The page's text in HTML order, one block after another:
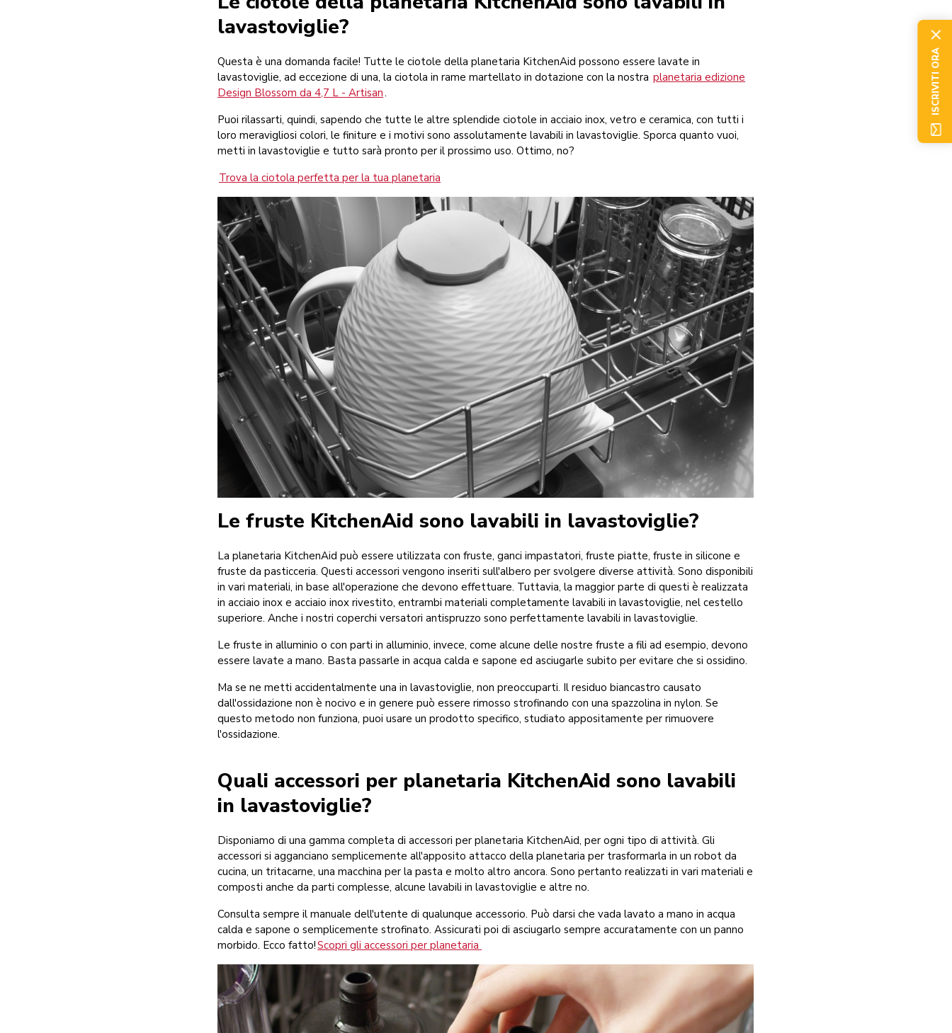
lavastoviglie?
Questa è una domanda facile! Tutte le ciotole della planetaria KitchenAid possono essere lavate in
lavastoviglie, ad eccezione di una, la ciotola in rame martellato in dotazione con la nostra planetaria edizione
Design Blossom da 4,7 L - Artisan.
Puoi rilassarti, quindi, sapendo che tutte le altre splendide ciotole in acciaio inox, vetro e ceramica, con tutti i
loro meravigliosi colori, le finiture e i motivi sono assolutamente lavabili in lavastoviglie. Sporca quanto vuoi,
metti in lavastoviglie e tutto sarà pronto per il prossimo uso. Ottimo, no?
Trova la ciotola perfetta per la tua planetaria
Le fruste KitchenAid sono lavabili in lavastoviglie?
La planetaria KitchenAid può essere utilizzata con fruste, ganci impastatori, fruste piatte, fruste in silicone e
fruste da pasticceria. Questi accessori vengono inseriti sull'albero per svolgere diverse attività. Sono disponibili
in vari materiali, in base all'operazione che devono effettuare. Tuttavia, la maggior parte di questi è realizzata
in acciaio inox e acciaio inox rivestito, entrambi materiali completamente lavabili in lavastoviglie, nel cestello
superiore. Anche i nostri coperchi versatori antispruzzo sono perfettamente lavabili in lavastoviglie.
Le fruste in alluminio o con parti in alluminio, invece, come alcune delle nostre fruste a fili ad esempio, devono
essere lavate a mano. Basta passarle in acqua calda e sapone ed asciugarle subito per evitare che si ossidino.
Ma se ne metti accidentalmente una in lavastoviglie, non preoccuparti. Il residuo biancastro causato
dall'ossidazione non è nocivo e in genere può essere rimosso strofinando con una spazzolina in nylon. Se
questo metodo non funziona, puoi usare un prodotto specifico, studiato appositamente per rimuovere
l'ossidazione.
Quali accessori per planetaria KitchenAid sono lavabili
in lavastoviglie?
Disponiamo di una gamma completa di accessori per planetaria KitchenAid, per ogni tipo di attività. Gli
accessori si agganciano semplicemente all'apposito attacco della planetaria per trasformarla in un robot da
cucina, un tritacarne, una macchina per la pasta e molto altro ancora. Sono pertanto realizzati in vari materiali e
composti anche da parti complesse, alcune lavabili in lavastoviglie e altre no.
Consulta sempre il manuale dell'utente di qualunque accessorio. Può darsi che vada lavato a mano in acqua
calda e sapone o semplicemente strofinato. Assicurati poi di asciugarlo sempre accuratamente con un panno
morbido. Ecco fatto!Scopri gli accessori per planetaria
ISCRIVITI ORA